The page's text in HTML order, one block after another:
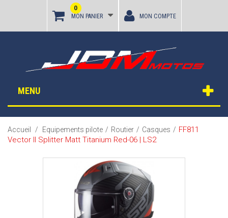
MON PANIER
0
MON COMPTE
MENU
Accueil / Equipements pilote / Routier / Casques / FF811
Vector II Splitter Matt Titanium Red-06 | LS2